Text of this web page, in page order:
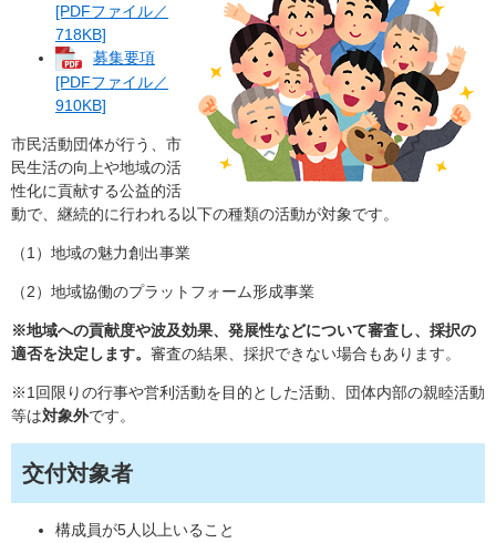
[PDFファイル／
718KB]
募集要項
[PDFファイル／
910KB]
市民活動団体が行う、市
民生活の向上や地域の活
性化に貢献する公益的活
動で、継続的に行われる以下の種類の活動が対象です。
（1）地域の魅力創出事業
（2）地域協働のプラットフォーム形成事業
※地域への貢献度や波及効果、発展性などについて審査し、採択の
適否を決定します。 審査の結果、採択できない場合もあります。
※1回限りの行事や営利活動を目的とした活動、団体内部の親睦活動
等は対象外です。
交付対象者
構成員が5人以上いること